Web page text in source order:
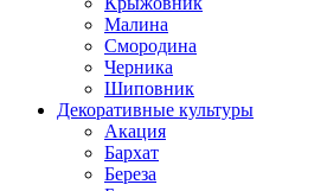
Малина
Смородина
Черника
Шиповник
Декоративные культуры
Акация
Бархат
Береза